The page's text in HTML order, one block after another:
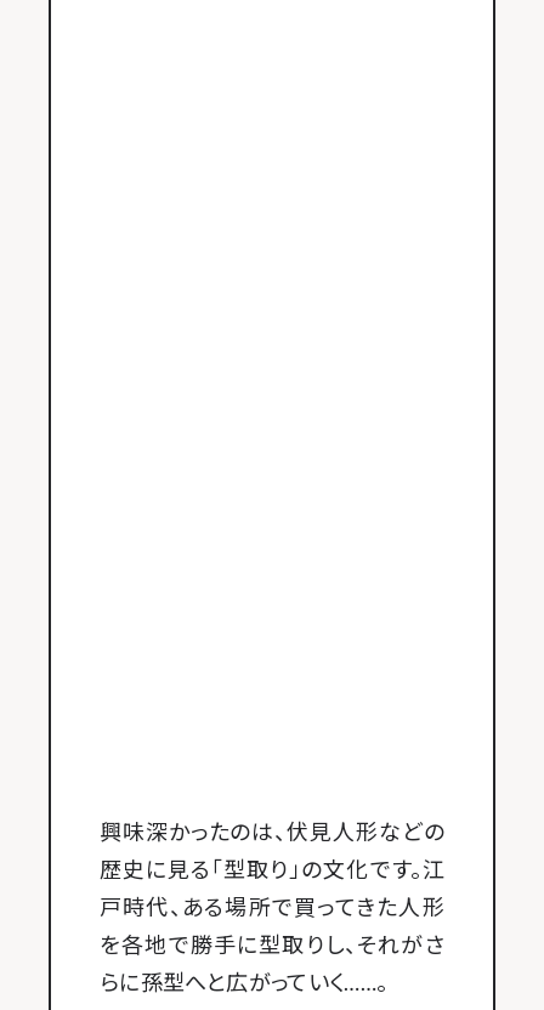
興味深かったのは、伏見人形などの
歴史に見る「型取り」の文化です。江
戸時代、ある場所で買ってきた人形
を各地で勝手に型取りし、それがさ
らに孫型へと広がっていく……。